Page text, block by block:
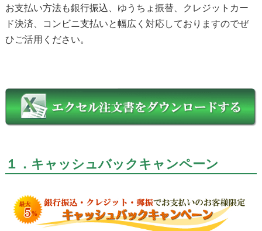
お支払い方法も銀行振込、ゆうちょ振替、クレジットカー
ド決済、コンビニ支払いと幅広く対応しておりますのでぜ
ひご活用ください。
１．キャッシュバックキャンペーン